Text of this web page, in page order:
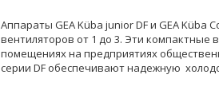
Аппараты GEA Küba junior DF и GEA Küba
вентиляторов от 1 до 3. Эти компактные
помещениях на предприятиях
серии DF обеспечивают надежную